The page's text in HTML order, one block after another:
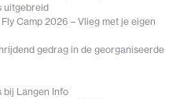
uitgebreid
Camp 2026 – Vlieg met je eigen
gedrag in de georganiseerde
bij Langen Info